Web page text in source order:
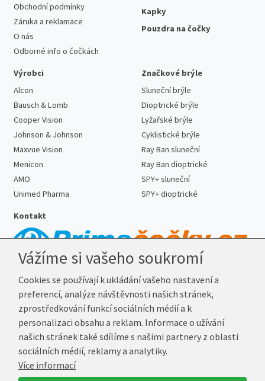
Obchodní podmínky
Záruka a reklamace
O nás
Odborné info o čočkách
Kapky
Pouzdra na čočky
Výrobci
Alcon
Bausch & Lomb
Cooper Vision
Johnson & Johnson
Maxvue Vision
Menicon
AMO
Unimed Pharma
Značkové brýle
Sluneční brýle
Dioptrické brýle
Lyžařské brýle
Cyklistické brýle
Ray Ban sluneční
Ray Ban dioptrické
SPY+ sluneční
SPY+ dioptrické
Kontakt
E-mail:info@prima-cocky.cz
Reklamační adresa
Andrea Votavová
Revoluční 1017
290 01 Poděbrady
Vážíme si vašeho soukromí
Cookies se používají k ukládání vašeho nastavení a
preferencí, analýze návštěvnosti našich stránek,
zprostředkování funkcí sociálních médií a k
personalizaci obsahu a reklam. Informace o užívání
našich stránek také sdílíme s našimi partnery z oblasti
sociálních médií, reklamy a analytiky.
Více informací